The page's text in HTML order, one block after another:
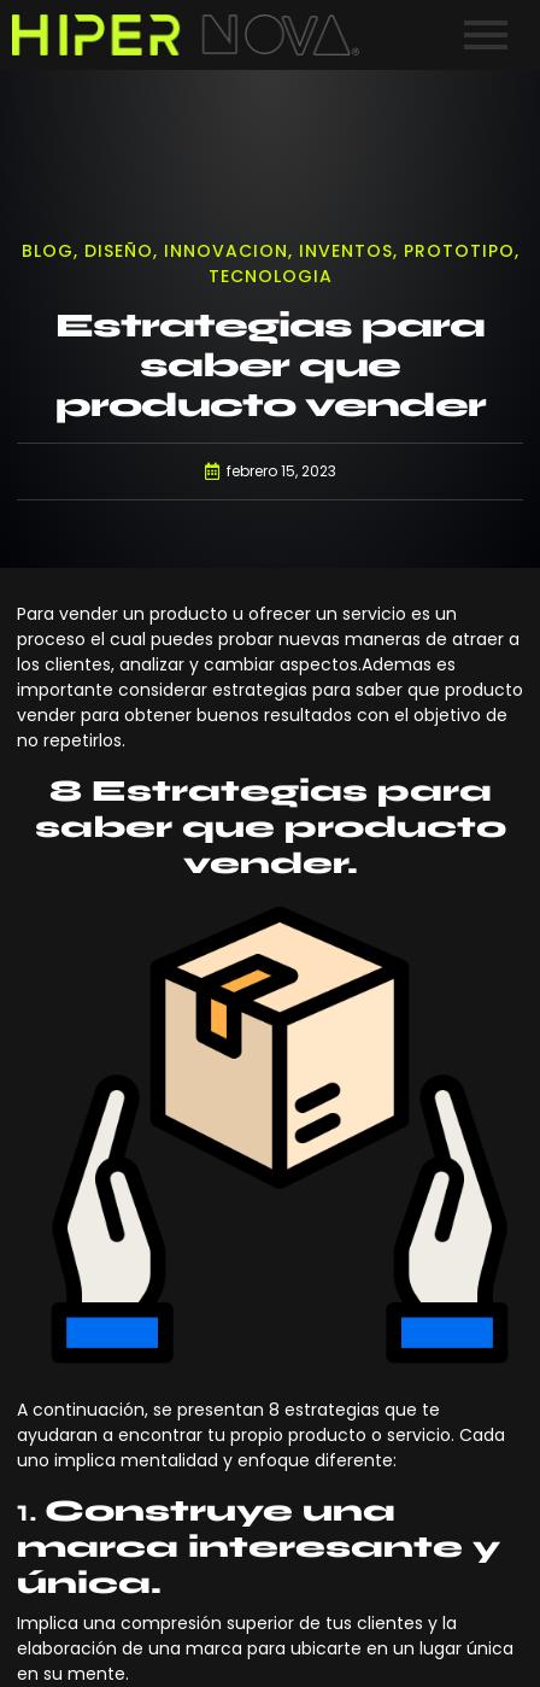
BLOG, DISEÑO, INNOVACION, INVENTOS, PROTOTIPO,
TECNOLOGIA
Estrategias para
saber que
producto vender
febrero 15, 2023
Para vender un producto u ofrecer un servicio es un
proceso el cual puedes probar nuevas maneras de atraer a
los clientes, analizar y cambiar aspectos.Ademas es
importante considerar estrategias para saber que producto
vender para obtener buenos resultados con el objetivo de
no repetirlos.
8 Estrategias para
saber que producto
vender.
A continuación, se presentan 8 estrategias que te
ayudaran a encontrar tu propio producto o servicio. Cada
uno implica mentalidad y enfoque diferente:
1. Construye una
marca interesante y
única.
Implica una compresión superior de tus clientes y la
elaboración de una marca para ubicarte en un lugar única
en su mente.